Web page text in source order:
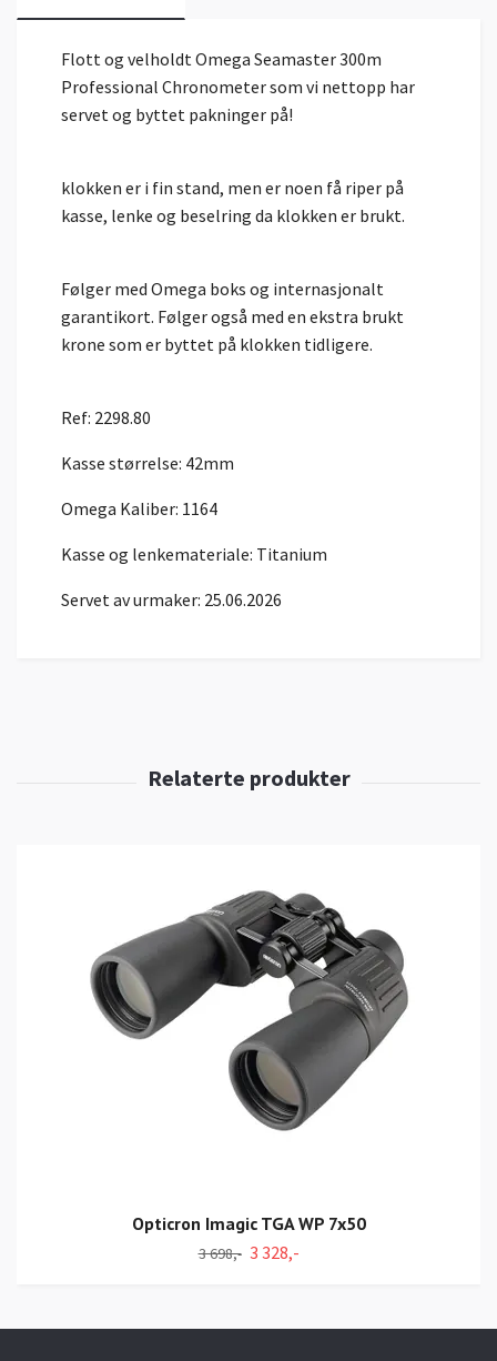
Flott og velholdt Omega Seamaster 300m
Professional Chronometer som vi nettopp har
servet og byttet pakninger på!
klokken er i fin stand, men er noen få riper på
kasse, lenke og beselring da klokken er brukt.
Følger med Omega boks og internasjonalt
garantikort. Følger også med en ekstra brukt
krone som er byttet på klokken tidligere.
Ref: 2298.80
Kasse størrelse: 42mm
Omega Kaliber: 1164
Kasse og lenkemateriale: Titanium
Servet av urmaker: 25.06.2026
Opticron Imagic TGA WP 7x50
3 698,- 3 328,-